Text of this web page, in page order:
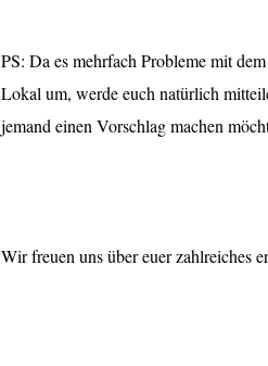
PS: Da es mehrfach Probleme mit
Lokal um, werde euch natürlich
jemand einen Vorschlag machen
Wir freuen uns über euer zahlreiches